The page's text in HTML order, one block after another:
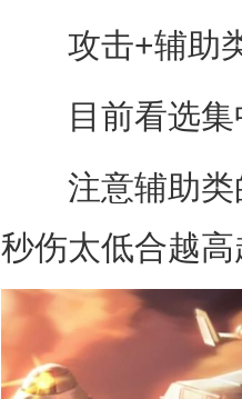
攻击+辅助类
目前看选集
注意辅助类的
秒伤太低合越高